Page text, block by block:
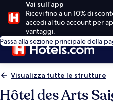
Vai sull’app
Ricevi fino a un 10% di
accedi al tuo account per
vantaggi.
Passa alla sezione principale della
Visualizza tutte le strutture
Hôtel des Arts